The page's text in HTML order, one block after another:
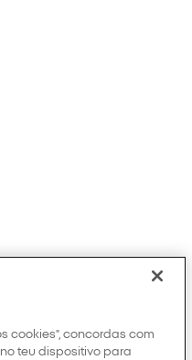
cookies", concordas com
teu dispositivo para